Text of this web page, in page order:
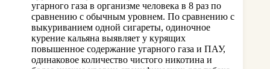
угарного газа в организме человека в 8 раз по
сравнению с обычным уровнем. По сравнению с
выкуриванием одной сигареты, одиночное
курение кальяна выявляет у курящих
повышенное содержание угарного газа и ПАУ,
одинаковое количество чистого никотина и